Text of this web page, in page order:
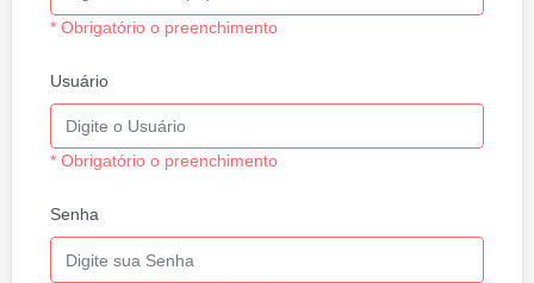
* Obrigatório o preenchimento
Usuário
* Obrigatório o preenchimento
Senha